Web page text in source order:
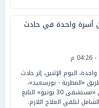
إصابة 5 من أسرة واحدة في حادث
واحدة، اليوم الإثنين، إثر حادث
«المطرية - بورسعيد»،
وتم نقلهم على الفور إلى «مستشفى 30 يونيو» التابع
لتلقي العلاج اللازم.